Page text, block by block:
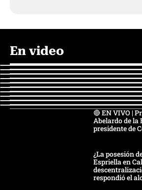
En video
🔴 EN VIVO |
Abelardo de la
presidente de
¿La posesión
Espriella en
respondió el